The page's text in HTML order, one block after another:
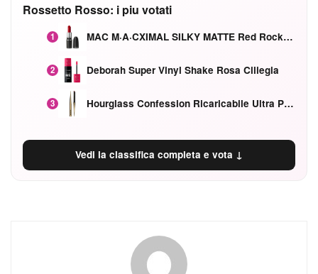
Rossetto Rosso: i piu votati
1 MAC M·A·CXIMAL SILKY MATTE Red Rock mat
2 Deborah Super Vinyl Shake Rosa Ciliegia
3 Hourglass Confession Ricaricabile Ultra Preciso Ad Alta Intensità Secretly Classic Red
Vedi la classifica completa e vota ↓